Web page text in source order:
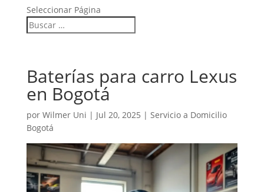
Seleccionar Página
Baterías para carro Lexus
en Bogotá
por Wilmer Uni | Jul 20, 2025 | Servicio a Domicilio
Bogotá